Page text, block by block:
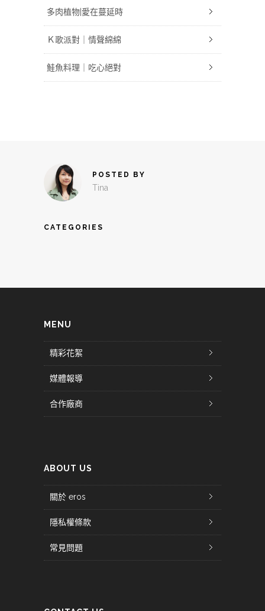
多肉植物|愛在蔓延時
Ｋ歌派對｜情聲綿綿
鮭魚料理｜吃心絕對
POSTED BY
Tina
CATEGORIES
MENU
精彩花絮
媒體報導
合作廠商
ABOUT US
關於 eros
隱私權條款
常見問題